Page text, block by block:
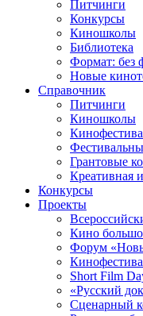
Питчинги
Конкурсы
Киношколы
Библиотека
Формат: без
Новые
Справочник
Питчинги
Киношколы
Грантовые
Креативная
Конкурсы
Проекты
Кино
Форум
Short Film
«Русский
Сценарный